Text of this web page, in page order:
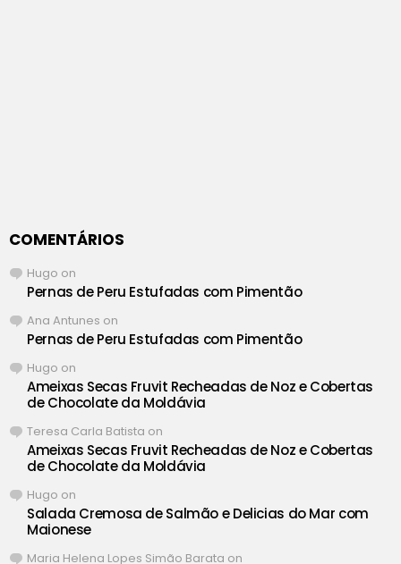
COMENTÁRIOS
Hugo on
Pernas de Peru Estufadas com Pimentão
Ana Antunes on
Pernas de Peru Estufadas com Pimentão
Hugo on
Ameixas Secas Fruvit Recheadas de Noz e Cobertas
de Chocolate da Moldávia
Teresa Carla Batista on
Ameixas Secas Fruvit Recheadas de Noz e Cobertas
de Chocolate da Moldávia
Hugo on
Salada Cremosa de Salmão e Delicias do Mar com
Maionese
Maria Helena Lopes Simão Barata on